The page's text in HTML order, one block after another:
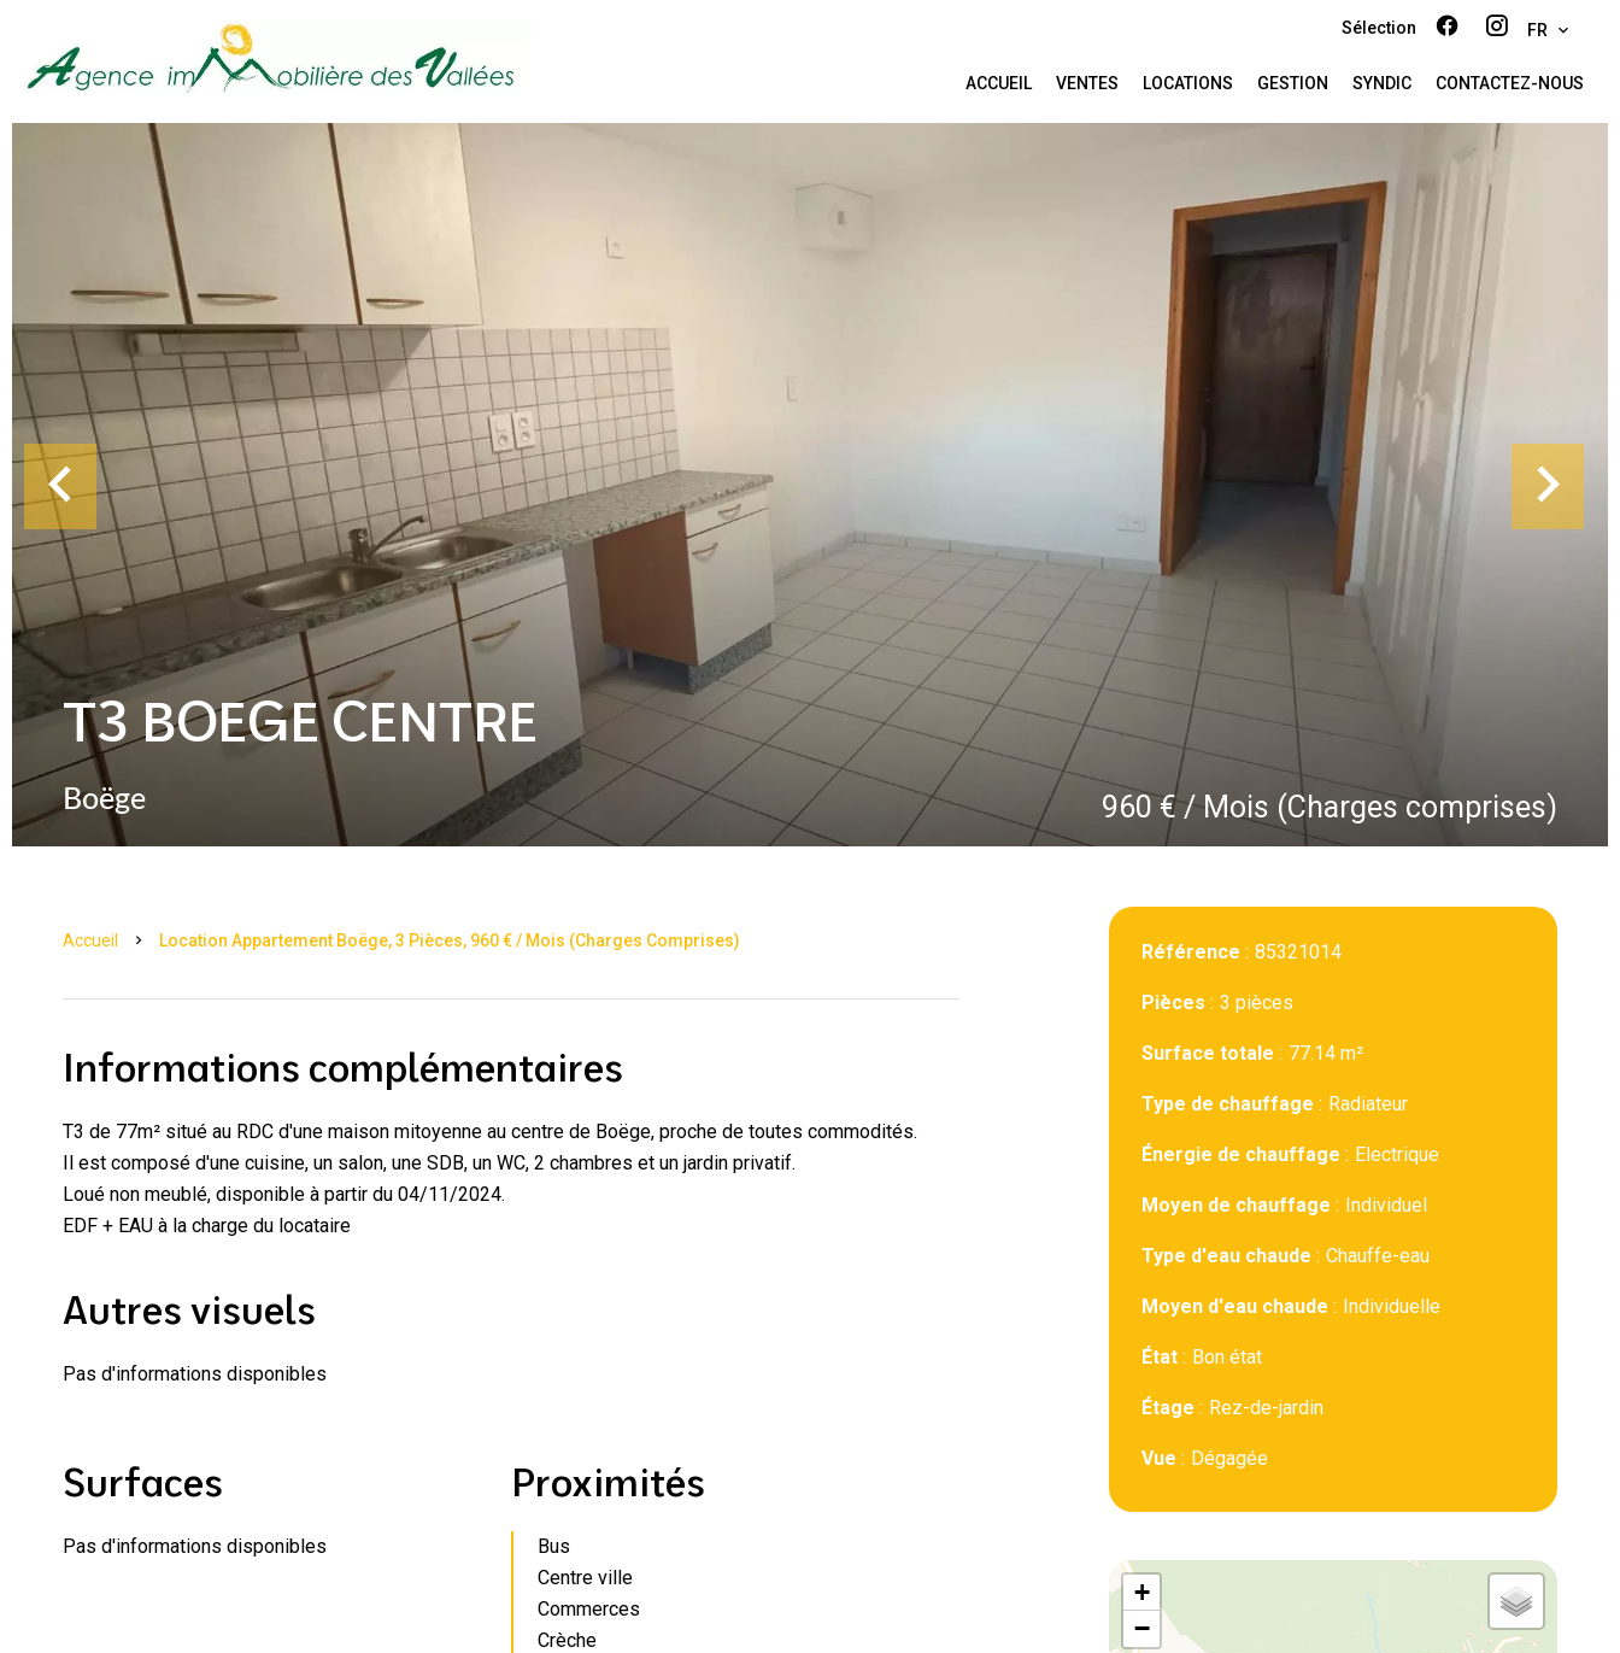
Sélection FR
ACCUEIL VENTES LOCATIONS GESTION SYNDIC CONTACTEZ-NOUS
T3 BOEGE CENTRE
Boëge 960 € / Mois (Charges comprises)
Accueil Location Appartement Boëge, 3 Pièces, 960 € / Mois (Charges Comprises)
Informations complémentaires
T3 de 77m² situé au RDC d'une maison mitoyenne au centre de Boëge, proche de toutes commodités.
Il est composé d'une cuisine, un salon, une SDB, un WC, 2 chambres et un jardin privatif.
Loué non meublé, disponible à partir du 04/11/2024.
EDF + EAU à la charge du locataire
Autres visuels
Pas d'informations disponibles
Surfaces
Pas d'informations disponibles
Proximités
Bus
Centre ville
Commerces
Crèche
Référence 85321014
Pièces 3 pièces
Surface totale 77.14 m²
Type de chauffage Radiateur
Énergie de chauffage Electrique
Moyen de chauffage Individuel
Type d'eau chaude Chauffe-eau
Moyen d'eau chaude Individuelle
État Bon état
Étage Rez-de-jardin
Vue Dégagée
+
−